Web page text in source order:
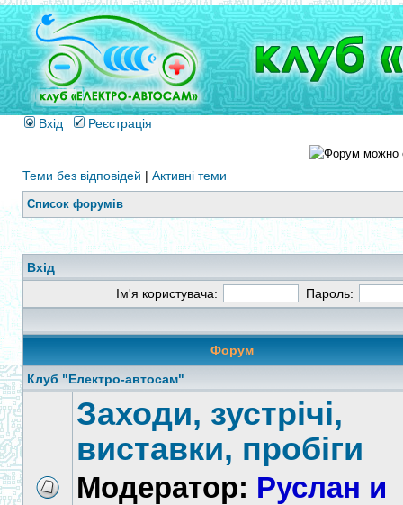
Вхід Реєстрація
Теми без відповідей | Активні теми
Список форумів
Вхід
Ім'я користувача:
Пароль:
Форум
Клуб "Електро-автосам"
Заходи, зустрічі,
виставки, пробіги
Модератор: Руслан и